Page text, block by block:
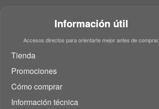
Información útil
Accesos directos para orientarte mejor antes de comprar.
Tienda
Promociones
Cómo comprar
Información técnica